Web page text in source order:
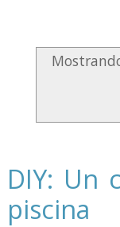
DIY: Un
piscina